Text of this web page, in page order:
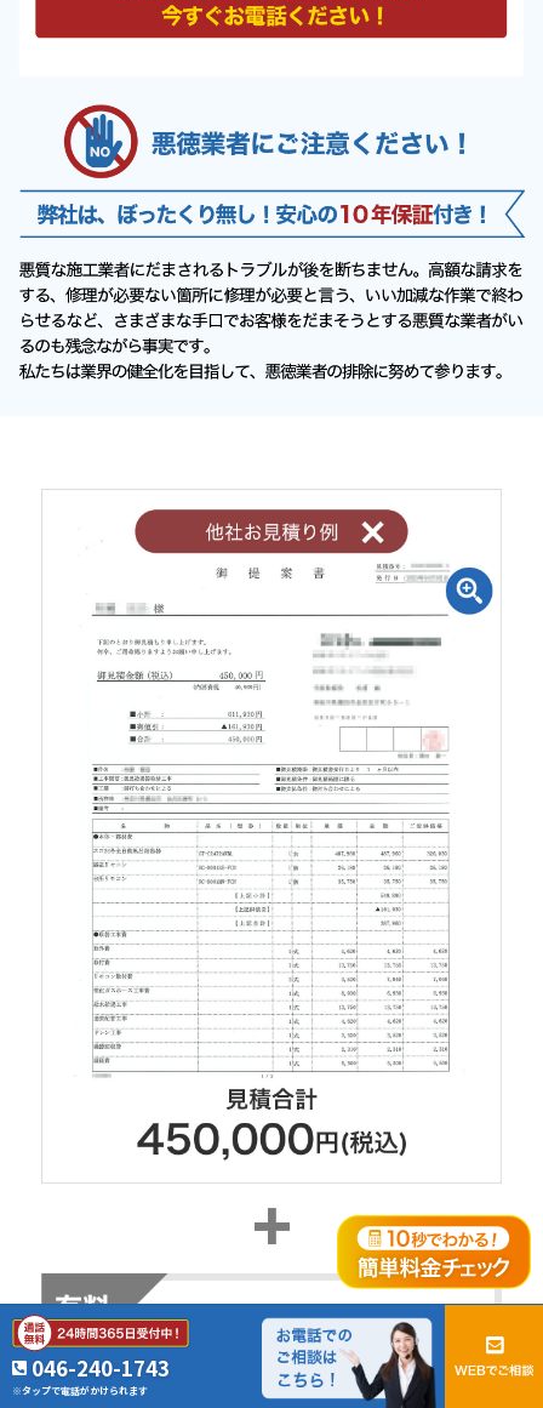
046-240-1743
※タップで電話がかけられます